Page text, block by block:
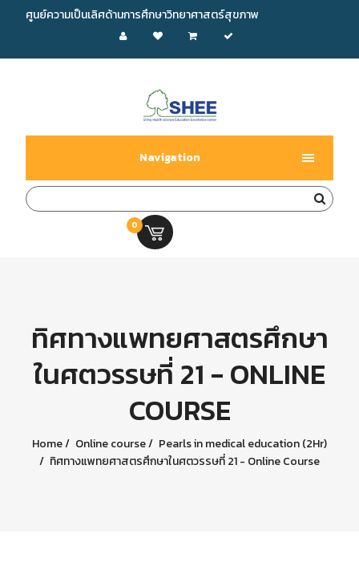
ศูนย์ความเป็นเลิศด้านการศึกษาวิทยาศาสตร์สุขภาพ
Navigation
0
ทิศทางแพทยศาสตรศึกษา
ในศตวรรษที่ 21 - ONLINE
COURSE
Home Online course
Pearls in medical education (2Hr)
ทิศทางแพทยศาสตรศึกษาในศตวรรษที่ 21 - Online Course